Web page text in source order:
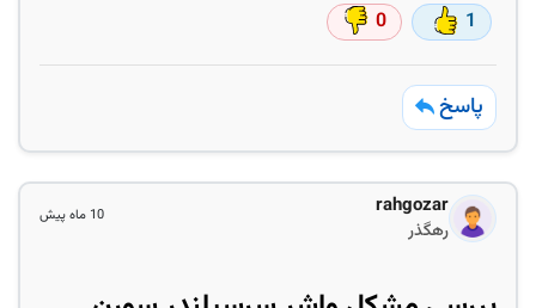
1
0
پاسخ
rahgozar
رهگذر
10 ماه پیش